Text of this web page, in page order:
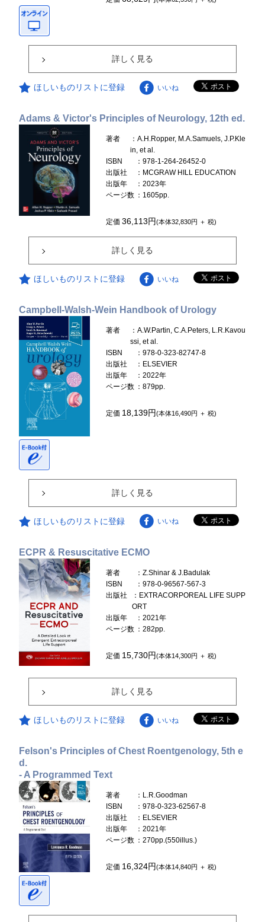
詳しく見る
ほしいものリストに登録 いいね
Adams & Victor's Principles of Neurology, 12th ed.
著者
：A.H.Ropper, M.A.Samuels, J.P.Kle
in, et al.
ISBN
：978-1-264-26452-0
出版社
：MCGRAW HILL EDUCATION
出版年
：2023年
ページ数 ：1605pp.
定価36,113円(本体32,830円 ＋ 税)
詳しく見る
ほしいものリストに登録 いいね
Campbell-Walsh-Wein Handbook of Urology
著者
：A.W.Partin, C.A.Peters, L.R.Kavou
ssi, et al.
ISBN
：978-0-323-82747-8
出版社
：ELSEVIER
出版年
：2022年
ページ数 ：879pp.
定価 18,139円(本体16,490円 ＋ 税)
詳しく見る
ほしいものリストに登録 いいね
ECPR & Resuscitative ECMO
著者
：Z.Shinar & J.Badulak
ISBN
：978-0-96567-567-3
出版社
：EXTRACORPOREAL LIFE SUPP
ORT
出版年
：2021年
ページ数 ：282pp.
定価 15,730円(本体14,300円 ＋ 税)
詳しく見る
ほしいものリストに登録 いいね
Felson's Principles of Chest Roentgenology, 5th e
d.
- A Programmed Text
著者
：L.R.Goodman
ISBN
：978-0-323-62567-8
出版社
：ELSEVIER
出版年
：2021年
ページ数 ：270pp.(550illus.)
定価 16,324円(本体14,840円 ＋ 税)